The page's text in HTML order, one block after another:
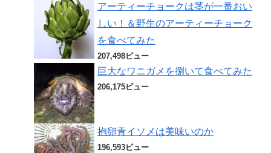
アーティーチョークは茎が一番おい
しい！＆野生のアーティーチョーク
を食べてみた
207,498ビュー
巨大なワニガメを捌いて食べてみた
206,175ビュー
抱卵青イソメは美味いのか
196,593ビュー